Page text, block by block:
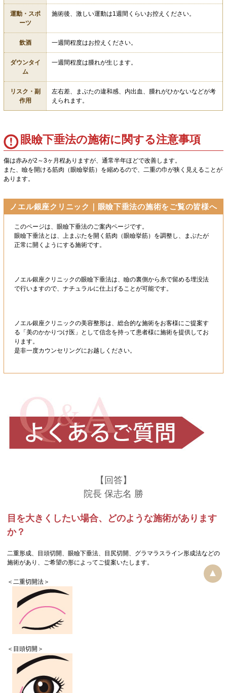
運動・スポ
ーツ
施術後、激しい運動は1週間くらいお控えください。
飲酒 一週間程度はお控えください。
ダウンタイ
ム
一週間程度は腫れが生じます。
リスク・副
作用
左右差、まぶたの違和感、内出血、腫れがひかないなどが考
えられます。
眼瞼下垂法の施術に関する注意事項
傷は赤みが2～3ヶ月程ありますが、通常半年ほどで改善します。
また、瞼を開ける筋肉（眼瞼挙筋）を縮めるので、二重の巾が狭く見えることが
あります。
ノエル銀座クリニック｜眼瞼下垂法の施術をご覧の皆様へ
このページは、眼瞼下垂法のご案内ページです。
眼瞼下垂法とは、上まぶたを開く筋肉（眼瞼挙筋）を調整し、まぶたが
正常に開くようにする施術です。
ノエル銀座クリニックの眼瞼下垂法は、瞼の裏側から糸で留める埋没法
で行いますので、ナチュラルに仕上げることが可能です。
ノエル銀座クリニックの美容整形は、総合的な施術をお客様にご提案す
る「美のかかりつけ医」として信念を持って患者様に施術を提供してお
ります。
是非一度カウンセリングにお越しください。
【回答】
院長 保志名 勝
目を大きくしたい場合、どのような施術があります
か？
二重形成、目頭切開、眼瞼下垂法、目尻切開、グラマラスライン形成法などの
施術があり、ご希望の形によってご提案いたします。
＜二重切開法＞
＜目頭切開＞
▲